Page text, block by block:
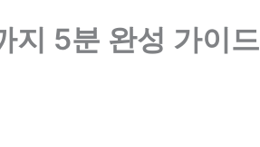
지 5분 완성 가이드